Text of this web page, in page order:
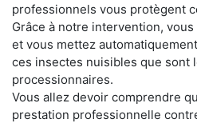
professionnels vous protègent
Grâce à notre intervention,
et vous mettez
ces insectes nuisibles que sont
processionnaires.
Vous allez devoir comprendre
prestation professionnelle